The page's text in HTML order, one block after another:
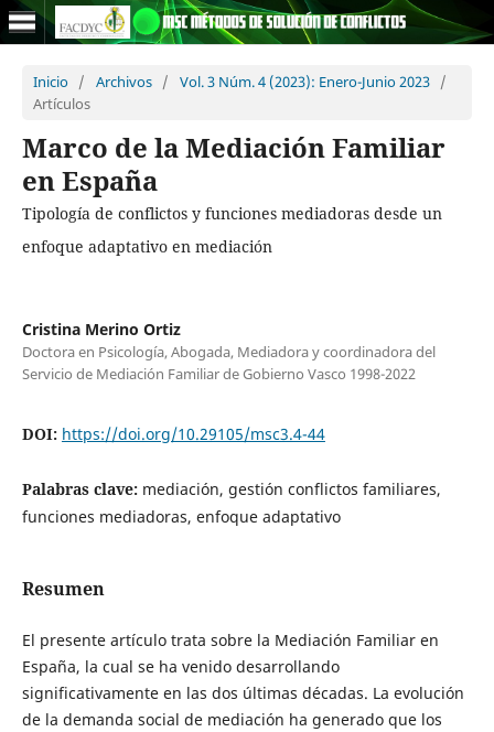
Inicio / Archivos / Vol. 3 Núm. 4 (2023): Enero-Junio 2023 /
Artículos
Marco de la Mediación Familiar
en España
Tipología de conflictos y funciones mediadoras desde un
enfoque adaptativo en mediación
Cristina Merino Ortiz
Doctora en Psicología, Abogada, Mediadora y coordinadora del
Servicio de Mediación Familiar de Gobierno Vasco 1998-2022
DOI: https://doi.org/10.29105/msc3.4-44
Palabras clave: mediación, gestión conflictos familiares,
funciones mediadoras, enfoque adaptativo
Resumen
El presente artículo trata sobre la Mediación Familiar en
España, la cual se ha venido desarrollando
significativamente en las dos últimas décadas. La evolución
de la demanda social de mediación ha generado que los